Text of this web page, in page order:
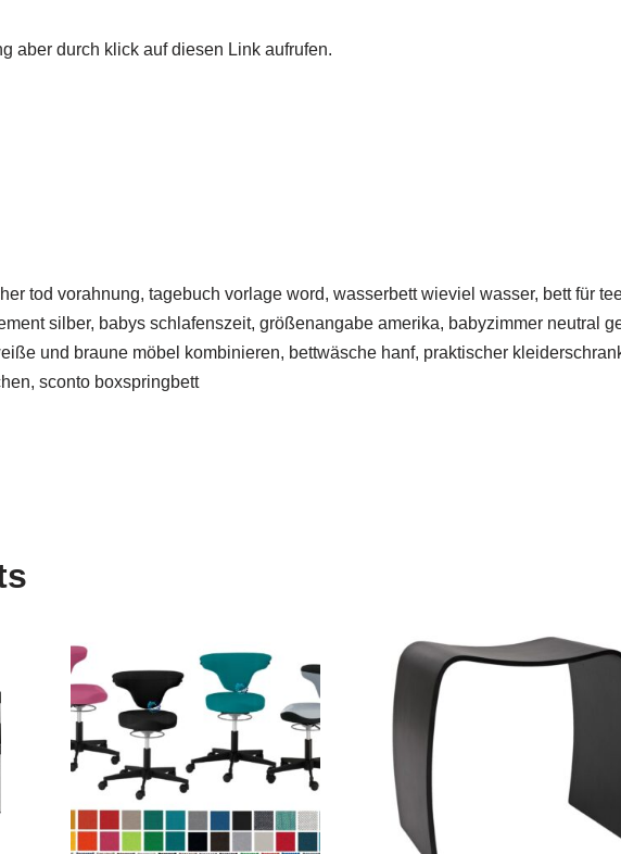
aber durch klick auf diesen Link aufrufen.
tod vorahnung, tagebuch vorlage word, wasserbett wieviel wasser, bett für
silber, babys schlafenszeit, größenangabe amerika, babyzimmer neutral
und braune möbel kombinieren, bettwäsche hanf, praktischer
sconto boxspringbett